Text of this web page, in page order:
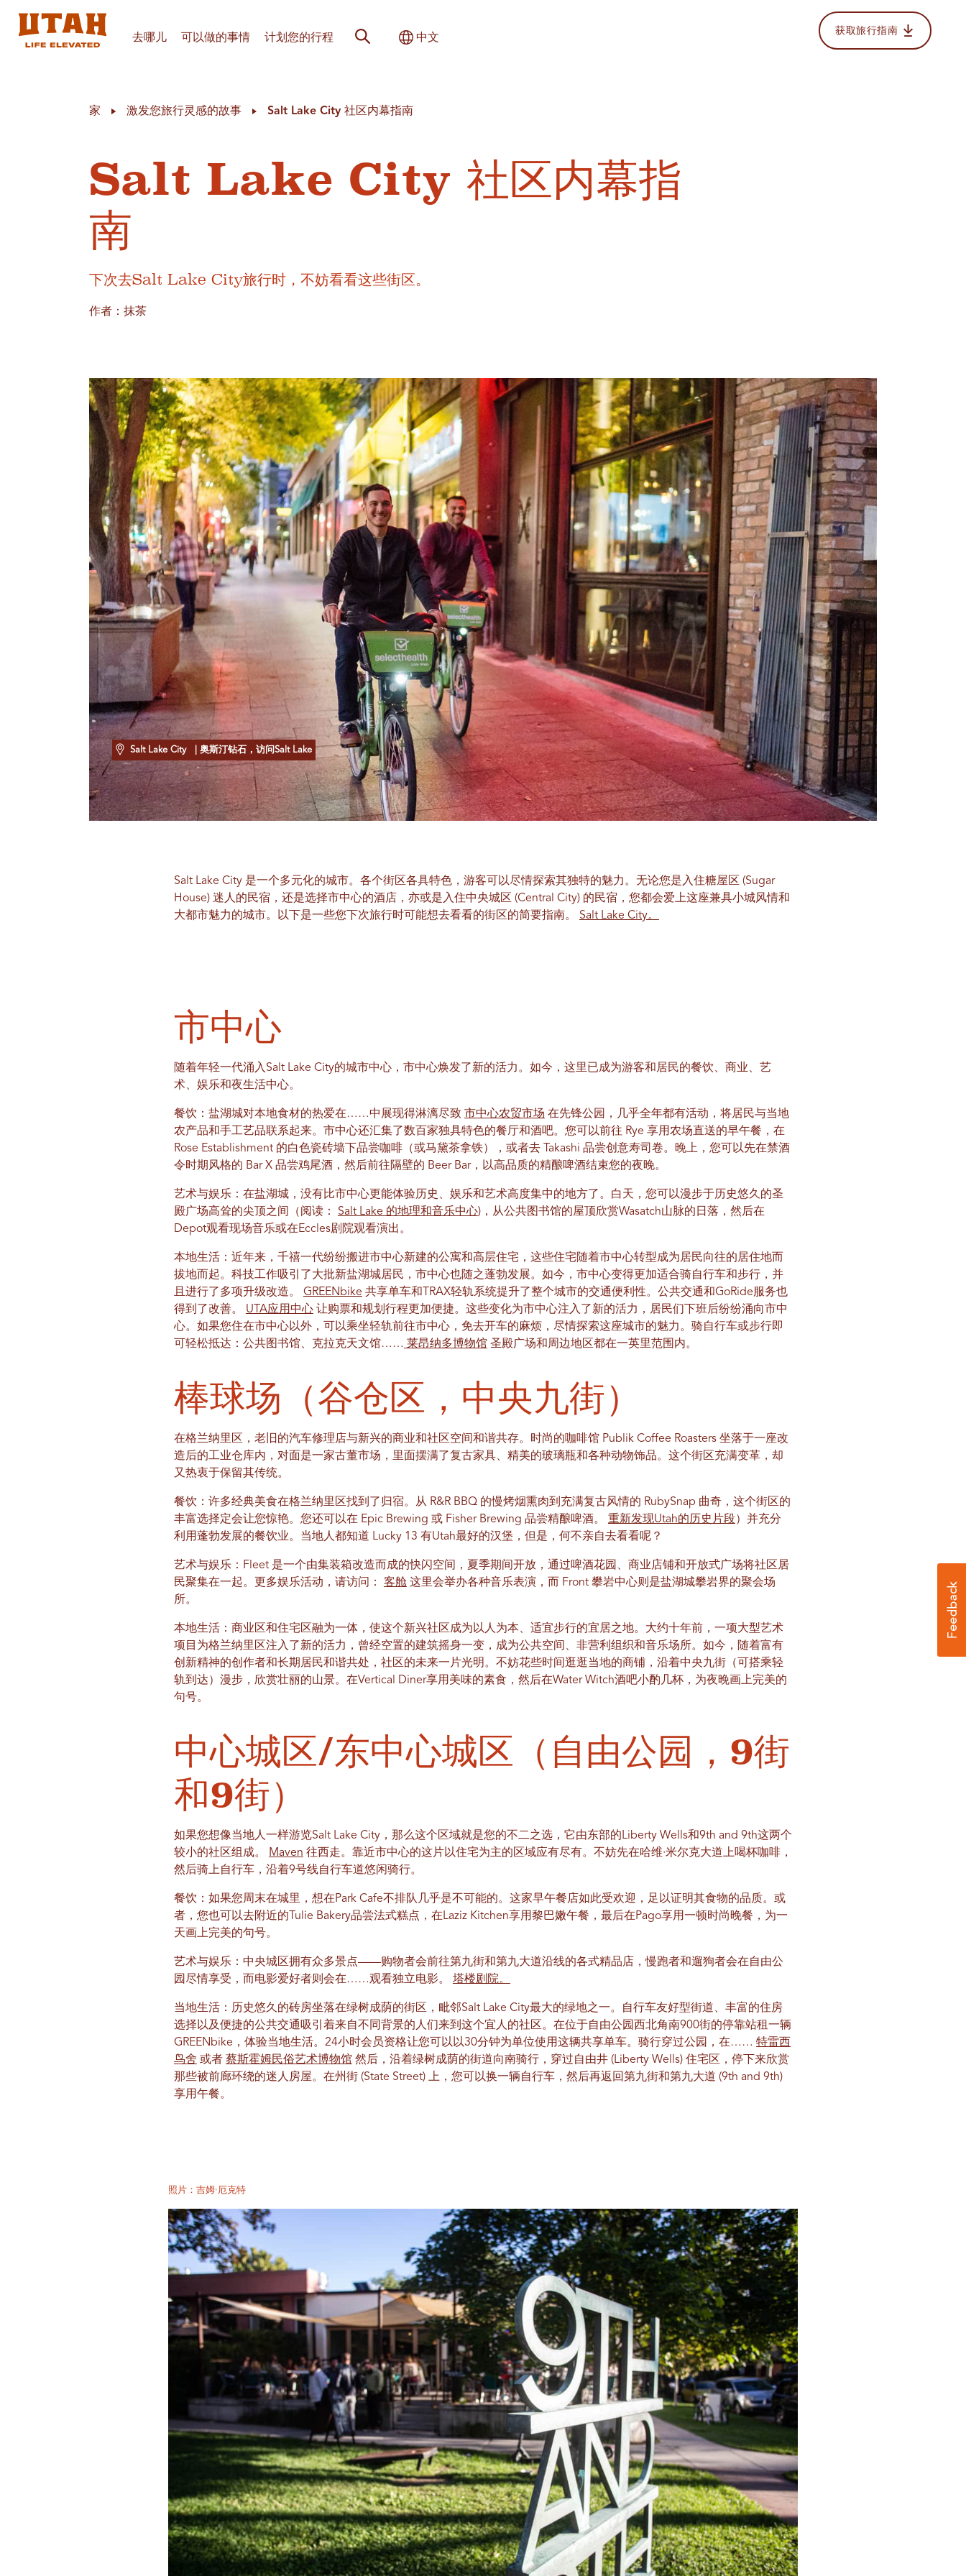
去哪儿 可以做的事情 计划您的行程 网站搜索切换国际
中文 获取旅行指南
家 激发您旅行灵感的故事 Salt Lake City 社区内幕指南
Salt Lake City 社区内幕指
南
下次去Salt Lake City旅行时，不妨看看这些街区。
作者：抹茶
Salt Lake City | 奥斯汀钻石，访问Salt Lake
Salt Lake City 是一个多元化的城市。各个街区各具特色，游客可以尽情探索其独特的魅力。无论您是入住糖屋区 (Sugar
House) 迷人的民宿，还是选择市中心的酒店，亦或是入住中央城区 (Central City) 的民宿，您都会爱上这座兼具小城风情和
大都市魅力的城市。以下是一些您下次旅行时可能想去看看的街区的简要指南。 Salt Lake City。
市中心
随着年轻一代涌入Salt Lake City的城市中心，市中心焕发了新的活力。如今，这里已成为游客和居民的餐饮、商业、艺
术、娱乐和夜生活中心。
餐饮：盐湖城对本地食材的热爱在……中展现得淋漓尽致 市中心农贸市场 在先锋公园，几乎全年都有活动，将居民与当地
农产品和手工艺品联系起来。市中心还汇集了数百家独具特色的餐厅和酒吧。您可以前往 Rye 享用农场直送的早午餐，在
Rose Establishment 的白色瓷砖墙下品尝咖啡（或马黛茶拿铁），或者去 Takashi 品尝创意寿司卷。晚上，您可以先在禁酒
令时期风格的 Bar X 品尝鸡尾酒，然后前往隔壁的 Beer Bar，以高品质的精酿啤酒结束您的夜晚。
艺术与娱乐：在盐湖城，没有比市中心更能体验历史、娱乐和艺术高度集中的地方了。白天，您可以漫步于历史悠久的圣
殿广场高耸的尖顶之间（阅读： Salt Lake 的地理和音乐中心)，从公共图书馆的屋顶欣赏Wasatch山脉的日落，然后在
Depot观看现场音乐或在Eccles剧院观看演出。
本地生活：近年来，千禧一代纷纷搬进市中心新建的公寓和高层住宅，这些住宅随着市中心转型成为居民向往的居住地而
拔地而起。科技工作吸引了大批新盐湖城居民，市中心也随之蓬勃发展。如今，市中心变得更加适合骑自行车和步行，并
且进行了多项升级改造。 GREENbike 共享单车和TRAX轻轨系统提升了整个城市的交通便利性。公共交通和GoRide服务也
得到了改善。 UTA应用中心让购票和规划行程更加便捷。这些变化为市中心注入了新的活力，居民们下班后纷纷涌向市中
心。如果您住在市中心以外，可以乘坐轻轨前往市中心，免去开车的麻烦，尽情探索这座城市的魅力。骑自行车或步行即
可轻松抵达：公共图书馆、克拉克天文馆…… 莱昂纳多博物馆圣殿广场和周边地区都在一英里范围内。
棒球场（谷仓区，中央九街）
在格兰纳里区，老旧的汽车修理店与新兴的商业和社区空间和谐共存。时尚的咖啡馆 Publik Coffee Roasters 坐落于一座改
造后的工业仓库内，对面是一家古董市场，里面摆满了复古家具、精美的玻璃瓶和各种动物饰品。这个街区充满变革，却
又热衷于保留其传统。
餐饮：许多经典美食在格兰纳里区找到了归宿。从 R&R BBQ 的慢烤烟熏肉到充满复古风情的 RubySnap 曲奇，这个街区的
丰富选择定会让您惊艳。您还可以在 Epic Brewing 或 Fisher Brewing 品尝精酿啤酒。 重新发现Utah的历史片段）并充分
利用蓬勃发展的餐饮业。当地人都知道 Lucky 13 有Utah最好的汉堡，但是，何不亲自去看看呢？
艺术与娱乐：Fleet 是一个由集装箱改造而成的快闪空间，夏季期间开放，通过啤酒花园、商业店铺和开放式广场将社区居
民聚集在一起。更多娱乐活动，请访问： 客舱这里会举办各种音乐表演，而 Front 攀岩中心则是盐湖城攀岩界的聚会场
所。
本地生活：商业区和住宅区融为一体，使这个新兴社区成为以人为本、适宜步行的宜居之地。大约十年前，一项大型艺术
项目为格兰纳里区注入了新的活力，曾经空置的建筑摇身一变，成为公共空间、非营利组织和音乐场所。如今，随着富有
创新精神的创作者和长期居民和谐共处，社区的未来一片光明。不妨花些时间逛逛当地的商铺，沿着中央九街（可搭乘轻
轨到达）漫步，欣赏壮丽的山景。在Vertical Diner享用美味的素食，然后在Water Witch酒吧小酌几杯，为夜晚画上完美的
句号。
中心城区/东中心城区（自由公园，9街
和9街）
如果您想像当地人一样游览Salt Lake City，那么这个区域就是您的不二之选，它由东部的Liberty Wells和9th and 9th这两个
较小的社区组成。
Maven 往西走。靠近市中心的这片以住宅为主的区域应有尽有。不妨先在哈维·米尔克大道上喝杯咖啡，
然后骑上自行车，沿着9号线自行车道悠闲骑行。
餐饮：如果您周末在城里，想在Park Cafe不排队几乎是不可能的。这家早午餐店如此受欢迎，足以证明其食物的品质。或
者，您也可以去附近的Tulie Bakery品尝法式糕点，在Laziz Kitchen享用黎巴嫩午餐，最后在Pago享用一顿时尚晚餐，为一
天画上完美的句号。
艺术与娱乐：中央城区拥有众多景点——购物者会前往第九街和第九大道沿线的各式精品店，慢跑者和遛狗者会在自由公
园尽情享受，而电影爱好者则会在……观看独立电影。 塔楼剧院。
当地生活：历史悠久的砖房坐落在绿树成荫的街区，毗邻Salt Lake City最大的绿地之一。自行车友好型街道、丰富的住房
选择以及便捷的公共交通吸引着来自不同背景的人们来到这个宜人的社区。在位于自由公园西北角南900街的停靠站租一辆
GREENbike，体验当地生活。24小时会员资格让您可以以30分钟为单位使用这辆共享单车。骑行穿过公园，在…… 特雷西
鸟舍 或者 蔡斯霍姆民俗艺术博物馆然后，沿着绿树成荫的街道向南骑行，穿过自由井 (Liberty Wells) 住宅区，停下来欣赏
那些被前廊环绕的迷人房屋。在州街 (State Street) 上，您可以换一辆自行车，然后再返回第九街和第九大道 (9th and 9th)
享用午餐。
照片：吉姆·厄克特